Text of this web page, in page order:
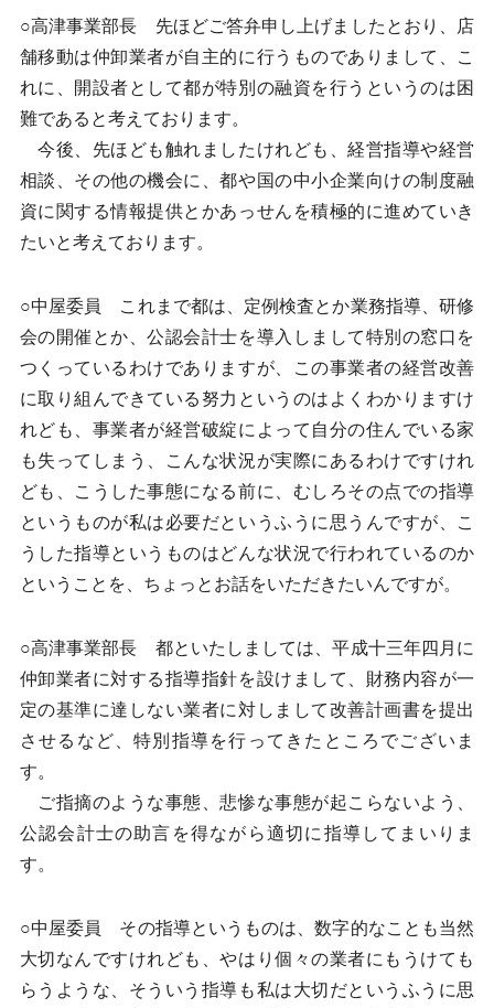
○高津事業部長 先ほどご答弁申し上げましたとおり、店
舗移動は仲卸業者が自主的に行うものでありまして、こ
れに、開設者として都が特別の融資を行うというのは困
難であると考えております。
今後、先ほども触れましたけれども、経営指導や経営
相談、その他の機会に、都や国の中小企業向けの制度融
資に関する情報提供とかあっせんを積極的に進めていき
たいと考えております。
○中屋委員 これまで都は、定例検査とか業務指導、研修
会の開催とか、公認会計士を導入しまして特別の窓口を
つくっているわけでありますが、この事業者の経営改善
に取り組んできている努力というのはよくわかりますけ
れども、事業者が経営破綻によって自分の住んでいる家
も失ってしまう、こんな状況が実際にあるわけですけれ
ども、こうした事態になる前に、むしろその点での指導
というものが私は必要だというふうに思うんですが、こ
うした指導というものはどんな状況で行われているのか
ということを、ちょっとお話をいただきたいんですが。
○高津事業部長 都といたしましては、平成十三年四月に
仲卸業者に対する指導指針を設けまして、財務内容が一
定の基準に達しない業者に対しまして改善計画書を提出
させるなど、特別指導を行ってきたところでございま
す。
ご指摘のような事態、悲惨な事態が起こらないよう、
公認会計士の助言を得ながら適切に指導してまいりま
す。
○中屋委員 その指導というものは、数字的なことも当然
大切なんですけれども、やはり個々の業者にもうけても
らうような、そういう指導も私は大切だというふうに思